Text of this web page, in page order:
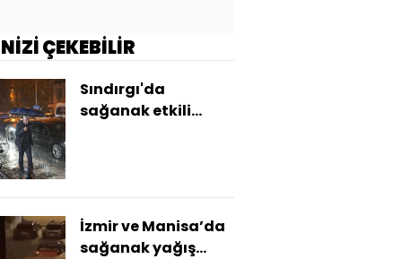
ÇEKEBİLİR
Sındırgı'da
sağanak etkili
İzmir ve Manisa’da
sağanak yağış